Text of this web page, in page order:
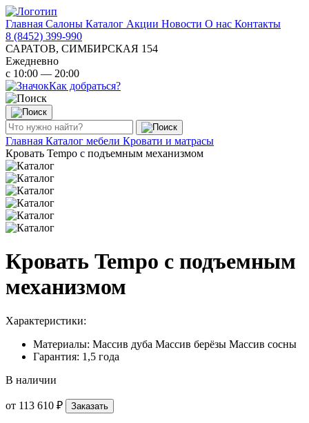
Главная Салоны Каталог Акции Новости О нас Контакты
8 (8452) 399-990
САРАТОВ, СИМБИРСКАЯ 154
Ежедневно
с 10:00 — 20:00
Как добраться?
Главная Каталог мебели Кровати и матрасы
Кровать Tempo с подъемным механизмом
Кровать Tempo с подъемным
механизмом
Характеристики:
Материалы: Массив дуба Массив берёзы Массив сосны
Гарантия: 1,5 года
В наличии
от 113 610 ₽ Заказать